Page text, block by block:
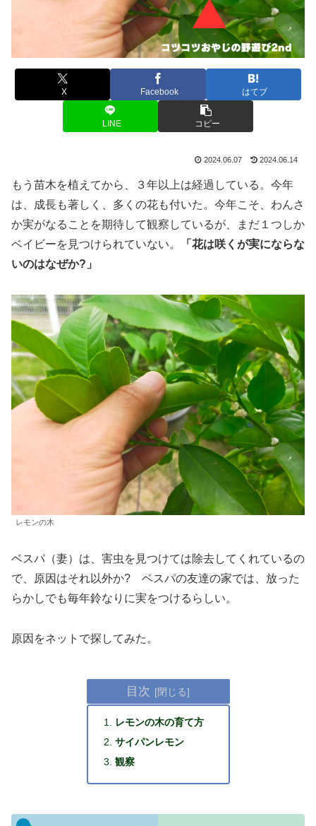
X Facebook はてブ
LINE コピー
2024.06.07 2024.06.14
もう苗木を植えてから、３年以上は経過している。今年
は、成長も著しく、多くの花も付いた。今年こそ、わんさ
か実がなることを期待して観察しているが、まだ１つしか
ベイビーを見つけられていない。
「花は咲くが実にならな
いのはなぜか?」
レモンの木
ベスパ（妻）は、害虫を見つけては除去してくれているの
で、原因はそれ以外か? ベスパの友達の家では、放った
らかしでも毎年鈴なりに実をつけるらしい。
原因をネットで探してみた。
目次
レモンの木の育て方
サイパンレモン
観察